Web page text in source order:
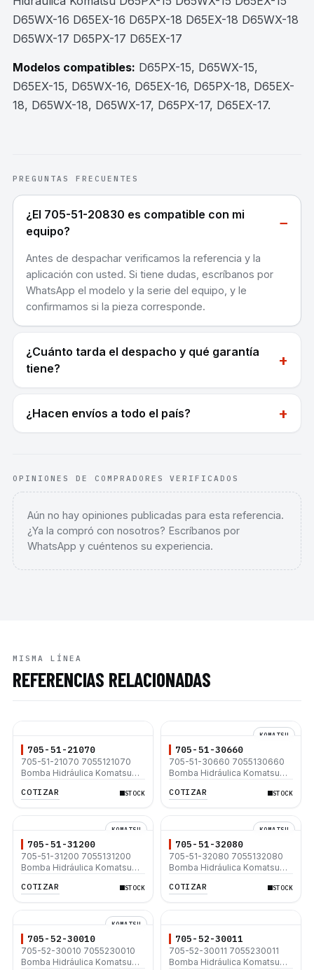
D65WX-16 D65EX-16 D65PX-18 D65EX-18 D65WX-18
D65WX-17 D65PX-17 D65EX-17
Modelos compatibles: D65PX-15, D65WX-15,
D65EX-15, D65WX-16, D65EX-16, D65PX-18, D65EX-
18, D65WX-18, D65WX-17, D65PX-17, D65EX-17.
PREGUNTAS FRECUENTES
¿El 705-51-20830 es compatible con mi
equipo?
−
Antes de despachar verificamos la referencia y la
aplicación con usted. Si tiene dudas, escríbanos por
WhatsApp el modelo y la serie del equipo, y le
confirmamos si la pieza corresponde.
¿Cuánto tarda el despacho y qué garantía
tiene?
+
¿Hacen envíos a todo el país? +
OPINIONES DE COMPRADORES VERIFICADOS
Aún no hay opiniones publicadas para esta referencia.
¿Ya la compró con nosotros? Escríbanos por
WhatsApp y cuéntenos su experiencia.
MISMA LÍNEA
REFERENCIAS RELACIONADAS
705-51-21070
705-51-21070 7055121070
Bomba Hidráulica Komatsu
COTIZAR STOCK
KOMATSU
705-51-30660
705-51-30660 7055130660
Bomba Hidráulica Komatsu
15 D85EXI-18 D85EX-18
COTIZAR STOCK
KOMATSU
705-51-31200
705-51-31200 7055131200
Bomba Hidráulica Komatsu
COTIZAR STOCK
KOMATSU
705-51-32080
705-51-32080 7055132080
Bomba Hidráulica Komatsu
COTIZAR STOCK
KOMATSU
705-52-30010
705-52-30010 7055230010
Bomba Hidráulica Komatsu
705-52-30011
705-52-30011 7055230011
Bomba Hidráulica Komatsu